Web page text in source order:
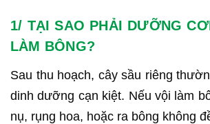
1/ TẠI SAO PHẢI DƯỠNG
LÀM BÔNG?
Sau thu hoạch, cây sầu riêng
dinh dưỡng cạn kiệt. Nếu vội làm
nụ, rụng hoa, hoặc ra bông không